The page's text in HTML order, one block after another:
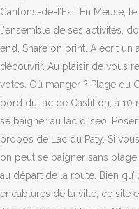
Cantons-de-l’Est. En Meuse,
l'ensemble de ses activités,
end. Share on print. A écrit un
découvrir. Au plaisir de vous
votes. Où manger ? Plage du
bord du lac de Castillon, à 10
se baigner au lac d’Iseo.
propos de Lac du Paty. Si
on peut se baigner sans
au départ de la route. Bien
encablures de la ville, ce site